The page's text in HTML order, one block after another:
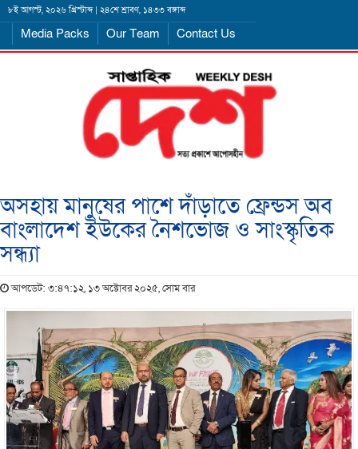
৮ই আগস্ট, ২০২৬ খ্রিস্টাব্দ | ২৪শে শ্রাবণ, ১৪৩৩ বঙ্গাব্দ
Media Packs Our Team Contact Us
অসহায় মানুষের পাশে দাঁড়াতে ফ্রেন্ডস অব
বাংলাদেশ ইউকের নৈশভোজ ও সাংস্কৃতিক
সন্ধ্যা
আপডেট: ৩:৪৭:১২, ১৩ অক্টোবর ২০২৫, সোম বার